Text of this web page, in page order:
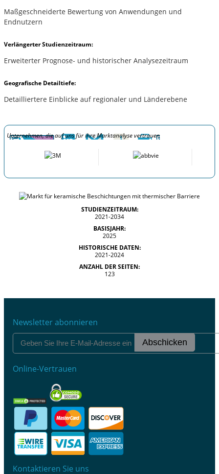
Maßgeschneiderte Bewertung von Anwendungen und
Endnutzern
Verlängerter Studienzeitraum:
Erweiterter Prognose- und historischer Analysezeitraum
Geografische Detailtiefe:
Detailliertere Einblicke auf regionaler und Länderebene
Unternehmen, die auf uns für ihre Marktanalyse vertrauen
STUDIENZEITRAUM:
2021-2034
BASISJAHR:
2025
HISTORISCHE DATEN:
2021-2024
ANZAHL DER SEITEN:
123
Newsletter abonnieren
Abschicken
Online-Vertrauen
Kontaktieren Sie uns